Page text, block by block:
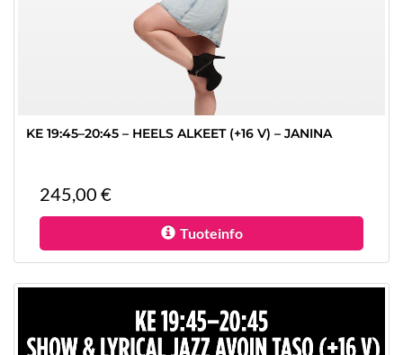
KE 19:45–20:45 – HEELS ALKEET (+16 V) – JANINA
245,00 €
Tuoteinfo